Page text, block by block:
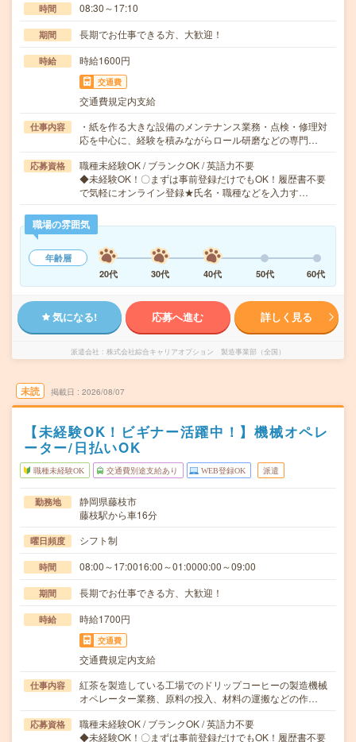
時間 08:30～17:10
期間 長期でお仕事できる方、大歓迎！
時給 時給1600円
交通費
交通費規定内支給
仕事内容
・紙を作る大きな設備のメンテナンス業務・点検・修理対
応を中心に、経験を積みながらロール研磨などの専門…
応募資格
職種未経験OK / ブランクOK / 英語力不要
◆未経験OK！〇まずは事前登録だけでもOK！履歴書不要
で気軽にオンライン登録★氏名・職種などを入力す…
職場の雰囲気
年齢層
20代
30代 40代 50代 60代
気になる! 応募へ進む 詳しく見る
派遣会社 株式会社綜合キャリアオプション 製造事業部（全国）
未読 掲載日 2026/08/07
【未経験OK！ビギナー活躍中！】機械オペレ
ーター/日払いOK
職種未経験OK 交通費別途支給あり WEB登録OK 派遣
勤務地
静岡県藤枝市
藤枝駅から車16分
曜日頻度 シフト制
時間 08:00～17:0016:00～01:0000:00～09:00
期間 長期でお仕事できる方、大歓迎！
時給 時給1700円
交通費
交通費規定内支給
仕事内容
紅茶を製造している工場でのドリップコーヒーの製造機械
オペレーター業務、原料の投入、材料の運搬などの作…
応募資格
職種未経験OK / ブランクOK / 英語力不要
◆未経験OK！〇まずは事前登録だけでもOK！履歴書不要